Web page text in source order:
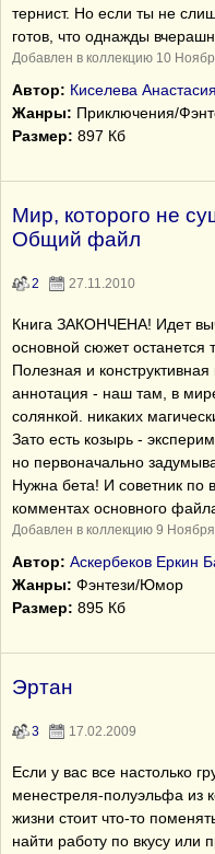
тернист. Но если ты не
готов, что однажды
Добавлен в коллекцию 10
Автор: Киселева
Жанры: Приключения/
Размер: 897 Кб
Мир, которого не
Общий файл
2 27.11.2010
Книга ЗАКОНЧЕНА! Идет
основной сюжет останется
Полезная и конструктивная
аннотация - наш там, в
солянкой. никаких
Зато есть козырь -
но первоначально
Нужна бета! И советник по
комментах основного
Добавлен в коллекцию 9
Автор: Аскербеков Еркин
Жанры: Фэнтези/Юмор
Размер: 895 Кб
Эртан
3 17.02.2009
Если у вас все настолько
менестреля-полуэльфа из
жизни стоит что-то
найти работу по вкусу или